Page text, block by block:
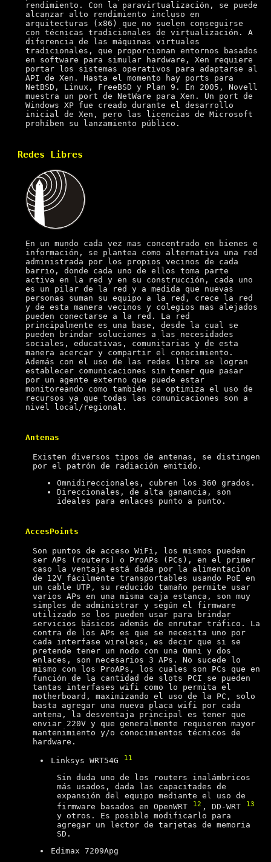
rendimiento. Con la paravirtualización, se puede
alcanzar alto rendimiento incluso en
arquitecturas (x86) que no suelen conseguirse
con técnicas tradicionales de virtualización. A
diferencia de las máquinas virtuales
tradicionales, que proporcionan entornos basados
en software para simular hardware, Xen requiere
portar los sistemas operativos para adaptarse al
API de Xen. Hasta el momento hay ports para
NetBSD, Linux, FreeBSD y Plan 9. En 2005, Novell
muestra un port de NetWare para Xen. Un port de
Windows XP fue creado durante el desarrollo
inicial de Xen, pero las licencias de Microsoft
prohíben su lanzamiento público.
Redes Libres
En un mundo cada vez mas concentrado en bienes e
información, se plantea como alternativa una red
administrada por los propios vecinos de cada
barrio, donde cada uno de ellos toma parte
activa en la red y en su construcción, cada uno
es un pilar de la red y a medida que nuevas
personas suman su equipo a la red, crece la red
y de esta manera vecinos y colegios mas alejados
pueden conectarse a la red. La red
principalmente es una base, desde la cual se
pueden brindar soluciones a las necesidades
sociales, educativas, comunitarias y de esta
manera acercar y compartir el conocimiento.
Además con el uso de las redes libre se logran
establecer comunicaciones sin tener que pasar
por un agente externo que puede estar
monitoreando como también se optimiza el uso de
recursos ya que todas las comunicaciones son a
nivel local/regional.
Antenas
Existen diversos tipos de antenas, se distingen
por el patrón de radiación emitido.
Omnidireccionales, cubren los 360 grados.
Direccionales, de alta ganancia, son
ideales para enlaces punto a punto.
AccesPoints
Son puntos de acceso WiFi, los mismos pueden
ser APs (routers) o ProAPs (PCs), en el primer
caso la ventaja está dada por la alimentación
de 12V fácilmente transportables usando PoE en
un cable UTP, su reducido tamaño permite usar
varios APs en una misma caja estanca, son muy
simples de administrar y según el firmware
utilizado se los pueden usar para brindar
servicios básicos además de enrutar tráfico. La
contra de los APs es que se necesita uno por
cada interfase wireless, es decir que si se
pretende tener un nodo con una Omni y dos
enlaces, son necesarios 3 APs. No sucede lo
mismo con los ProAPs, los cuales son PCs que en
función de la cantidad de slots PCI se pueden
tantas interfases wifi como lo permita el
motherboard, maximizando el uso de la PC, solo
basta agregar una nueva placa wifi por cada
antena, la desventaja principal es tener que
enviar 220V y que generalmente requieren mayor
mantenimiento y/o conocimientos técnicos de
hardware.
Linksys WRT54G 11
Sin duda uno de los routers inalámbricos
más usados, dada las capacitades de
expansión del equipo mediante el uso de
firmware basados en OpenWRT
12 , DD-WRT 13
y otros. Es posible modificarlo para
agregar un lector de tarjetas de memoria
SD.
Edimax 7209Apg